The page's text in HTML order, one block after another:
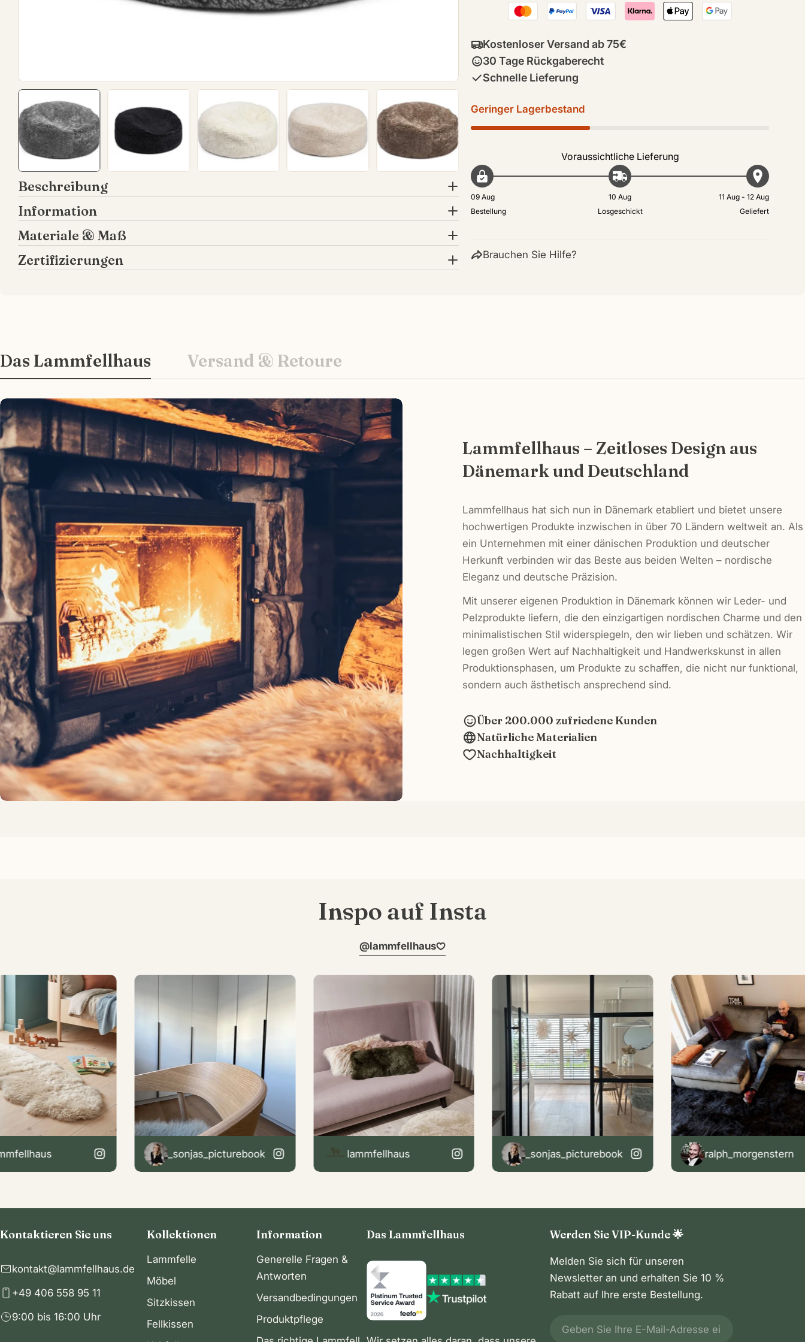
Beschreibung
Information
Materiale & Maß
Zertifizierungen
Kostenloser Versand ab 75€
30 Tage Rückgaberecht
Schnelle Lieferung
Geringer Lagerbestand
Voraussichtliche Lieferung
09 Aug
Bestellung
10 Aug
Losgeschickt
11 Aug - 12 Aug
Geliefert
Brauchen Sie Hilfe?
Ihre
Das Lammfellhaus Versand & Retoure
Lammfellhaus – Zeitloses Design aus
Dänemark und Deutschland
Lammfellhaus hat sich nun in Dänemark etabliert und bietet unsere
hochwertigen Produkte inzwischen in über 70 Ländern weltweit an. Als
ein Unternehmen mit einer dänischen Produktion und deutscher
Herkunft verbinden wir das Beste aus beiden Welten – nordische
Eleganz und deutsche Präzision.
Mit unserer eigenen Produktion in Dänemark können wir Leder- und
Pelzprodukte liefern, die den einzigartigen nordischen Charme und den
minimalistischen Stil widerspiegeln, den wir lieben und schätzen. Wir
legen großen Wert auf Nachhaltigkeit und Handwerkskunst in allen
Produktionsphasen, um Produkte zu schaffen, die nicht nur funktional,
sondern auch ästhetisch ansprechend sind.
Über 200.000 zufriedene Kunden
Natürliche Materialien
Nachhaltigkeit
Inspo auf Insta
@lammfellhaus
_sonjas_picturebook lammfellhaus _sonjas_picturebook ralph_morgenstern
Kontaktieren Sie uns
kontakt@lammfellhaus.de
+49 406 558 95 11
9:00 bis 16:00 Uhr
Kollektionen
Lammfelle
Möbel
Sitzkissen
Fellkissen
Information
Generelle Fragen &
Antworten
Versandbedingungen
Produktpflege
Das Lammfellhaus Werden Sie VIP-Kunde 🌟
Melden Sie sich für unseren
Newsletter an und erhalten Sie 10 %
Rabatt auf Ihre erste Bestellung.